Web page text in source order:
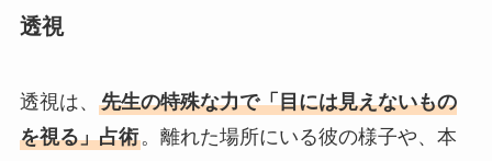
透視
透視は、 先生の特殊な力で「目には見えないもの
を視る」占術。離れた場所にいる彼の様子や、本